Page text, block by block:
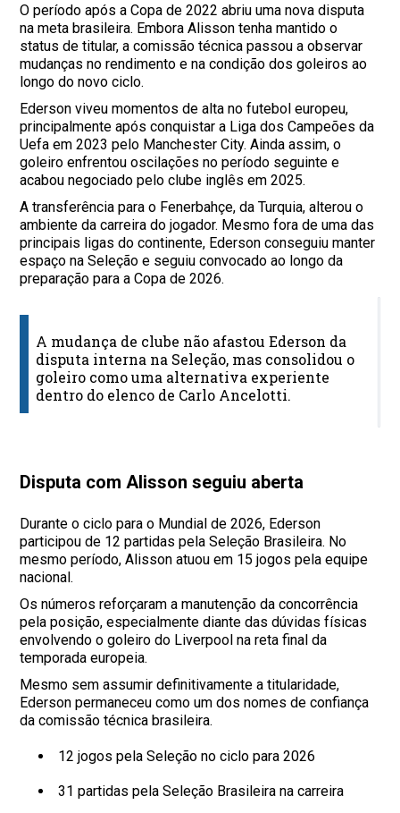
O período após a Copa de 2022 abriu uma nova disputa
na meta brasileira. Embora Alisson tenha mantido o
status de titular, a comissão técnica passou a observar
mudanças no rendimento e na condição dos goleiros ao
longo do novo ciclo.
Ederson viveu momentos de alta no futebol europeu,
principalmente após conquistar a Liga dos Campeões da
Uefa em 2023 pelo Manchester City. Ainda assim, o
goleiro enfrentou oscilações no período seguinte e
acabou negociado pelo clube inglês em 2025.
A transferência para o Fenerbahçe, da Turquia, alterou o
ambiente da carreira do jogador. Mesmo fora de uma das
principais ligas do continente, Ederson conseguiu manter
espaço na Seleção e seguiu convocado ao longo da
preparação para a Copa de 2026.
A mudança de clube não afastou Ederson da
disputa interna na Seleção, mas consolidou o
goleiro como uma alternativa experiente
dentro do elenco de Carlo Ancelotti.
Disputa com Alisson seguiu aberta
Durante o ciclo para o Mundial de 2026, Ederson
participou de 12 partidas pela Seleção Brasileira. No
mesmo período, Alisson atuou em 15 jogos pela equipe
nacional.
Os números reforçaram a manutenção da concorrência
pela posição, especialmente diante das dúvidas físicas
envolvendo o goleiro do Liverpool na reta final da
temporada europeia.
Mesmo sem assumir definitivamente a titularidade,
Ederson permaneceu como um dos nomes de confiança
da comissão técnica brasileira.
12 jogos pela Seleção no ciclo para 2026
31 partidas pela Seleção Brasileira na carreira